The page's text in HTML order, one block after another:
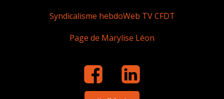
Syndicalisme hebdoWeb TV CFDT
Page de Marylise Léon